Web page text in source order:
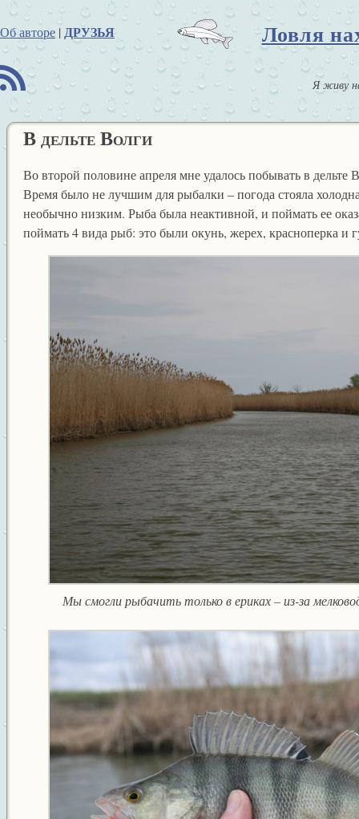
Об авторе | ДРУЗЬЯ Ловля
B Я живу
В дельте Волги
Во второй половине апреля мне удалось побывать в
Время было не лучшим для рыбалки – погода стояла
необычно низким. Рыба была неактивной, и поймать ее
поймать 4 вида рыб: это были окунь, жерех, красноперка и
Мы смогли рыбачить только в ериках – из-за